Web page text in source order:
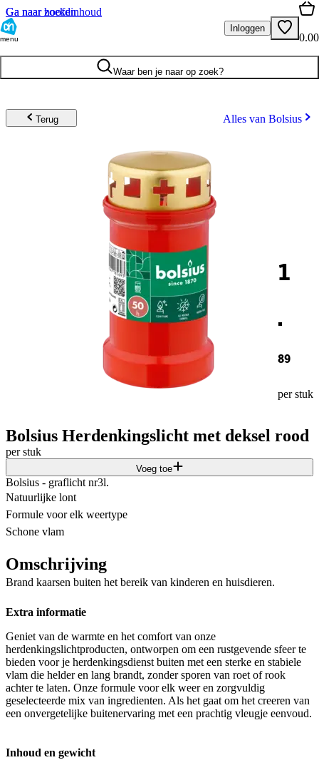
Ga naar hoofdinhoud
Ga naar zoeken
menu
Inloggen
0.00
Waar ben je naar op zoek?
Terug Alles van Bolsius
1
.
89
per stuk
Bolsius Herdenkingslicht met deksel rood
per stuk
Voeg toe
Bolsius - graflicht nr3l.
Natuurlijke lont
Formule voor elk weertype
Schone vlam
Omschrijving
Brand kaarsen buiten het bereik van kinderen en huisdieren.
Extra informatie
Geniet van de warmte en het comfort van onze
herdenkingslichtproducten, ontworpen om een rustgevende sfeer te
bieden voor je herdenkingsdienst buiten met een sterke en stabiele
vlam die helder en lang brandt, zonder sporen van roet of rook
achter te laten. Onze formule voor elk weer en zorgvuldig
geselecteerde mix van ingredienten. Als het gaat om het creeren van
een onvergetelijke buitenervaring met een prachtig vleugje eenvoud.
Inhoud en gewicht